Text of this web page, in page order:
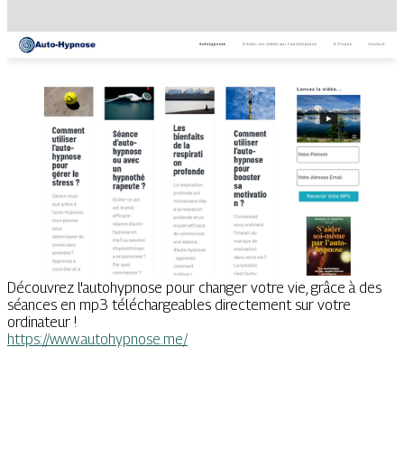
Découvrez l'autohypnose pour changer votre vie, grâce à des
séances en mp3 téléchargeables directement sur votre
ordinateur !
https://www.autohypnose.me/